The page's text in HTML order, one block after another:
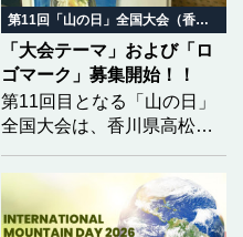
第11回「山の日」全国大会（香川県）
「大会テーマ」および「ロ
ゴマーク」募集開始！！
第11回目となる「山の日」
全国大会は、香川県高松市
会を全国に広くPRするた
め、香川大会の開催趣旨を
踏まえた「大会テーマ」と